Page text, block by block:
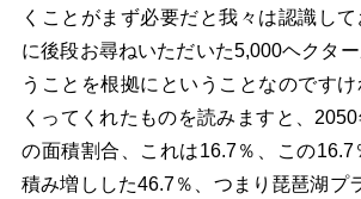
くことがまず必要だと我々は認識し
に後段お尋ねいただいた5,000ヘクタ
うことを根拠にということなのです
くってくれたものを読みますと、
の面積割合、これは16.7％、この16.7
積み増しした46.7％、つまり琵琶湖